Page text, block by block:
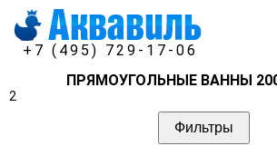
+7 (495) 729-17-06
ПРЯМОУГОЛЬНЫЕ ВАННЫ
2
Фильтры